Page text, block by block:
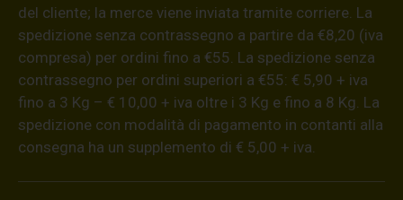
del cliente; la merce viene inviata tramite corriere. La
spedizione senza contrassegno a partire da €8,20 (iva
compresa) per ordini fino a €55. La spedizione senza
contrassegno per ordini superiori a €55: € 5,90 + iva
fino a 3 Kg – € 10,00 + iva oltre i 3 Kg e fino a 8 Kg. La
spedizione con modalità di pagamento in contanti alla
consegna ha un supplemento di € 5,00 + iva.